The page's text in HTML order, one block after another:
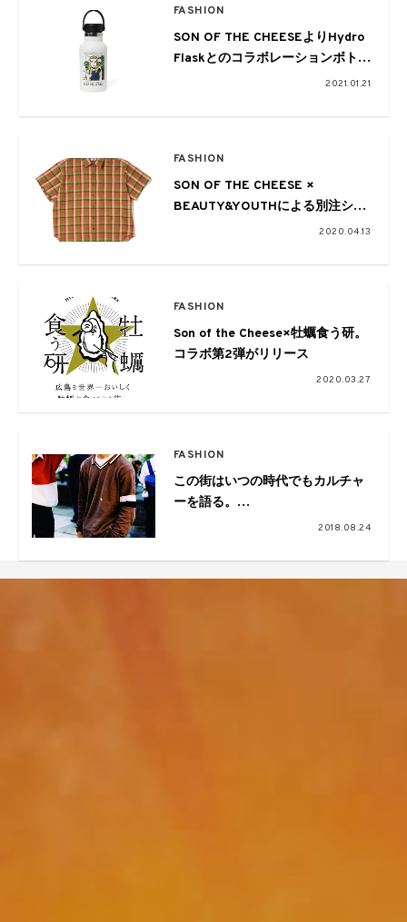
FASHION
SON OF THE CHEESEよりHydro
Flaskとのコラボレーションボトル
2021.01.21
FASHION
SON OF THE CHEESE ×
BEAUTY&YOUTHによる別注シャ
2020.04.13
FASHION
Son of the Cheese×牡蠣食う研。
コラボ第2弾がリリース
2020.03.27
FASHION
この街はいつの時代でもカルチャ
ーを語る。
SON OF THE CHEESE 18F/W2018.08.24